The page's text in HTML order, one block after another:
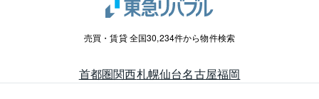
売買・賃貸 全国30,234件から物件検索
首都圏関西札幌仙台名古屋福岡